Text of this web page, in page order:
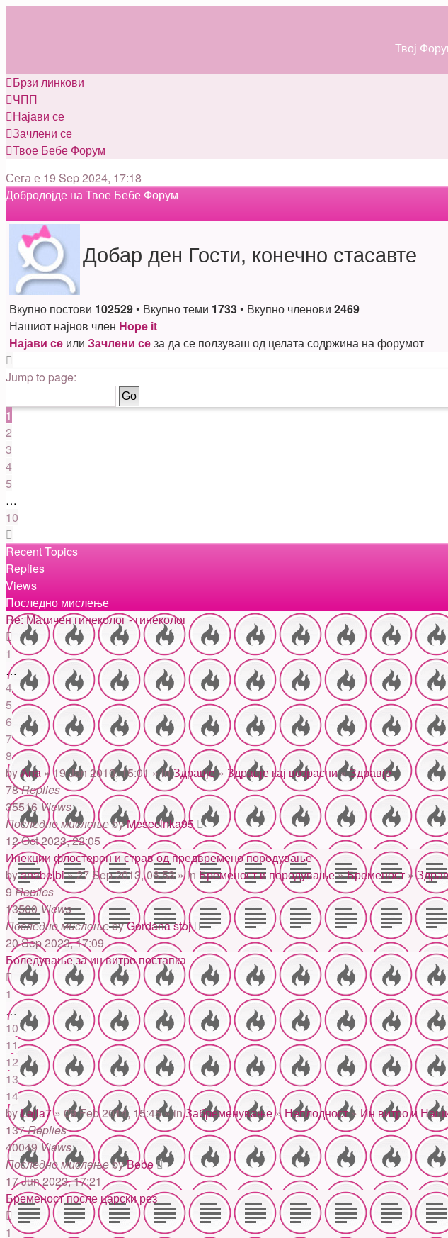
Твој
Брзи линкови
ЧПП
Најави се
Зачлени се
Твое Бебе Форум
Сега е 19 Sep 2024, 17:18
Добродојде на Твое Бебе Форум
Добар ден Гости, конечно стасавте
Вкупно постови 102529 • Вкупно теми 1733 • Вкупно членови 2469
Нашиот најнов член Hope it
Најави се или Зачлени сеза да се ползуваш од целата содржина на форумот
1
10
Jump to page:
1
2
3
4
5
…
10
Recent Topics
Replies
Views
Последно мислење
Re: Матичен гинеколог - гинеколог
1
…
4
5
6
7
8
byAna » 19 Jan 2010, 15:01 » inЗдравје» Здравје кај возрасни»Здравје
78Replies
35516 Views
Последно мислењеbyMesecinka95
12 Oct 2023, 22:05
Инекции флостерон и страв од предвремено породување
byanabejbi» 27 Sep 2013, 06:53 » in Бременост и породување»Бременост »
9Replies
13500 Views
Последно мислењеbyGordana stoj
20 Sep 2023, 17:09
Боледување за ин витро постапка
1
…
10
11
12
13
14
byLejla7» 09 Feb 2014, 15:45 » inЗабременување»Неплодност» Ин витро и
137Replies
40049 Views
Последно мислењеbyBebe
17 Jun 2023, 17:21
Бременост после царски рез
1